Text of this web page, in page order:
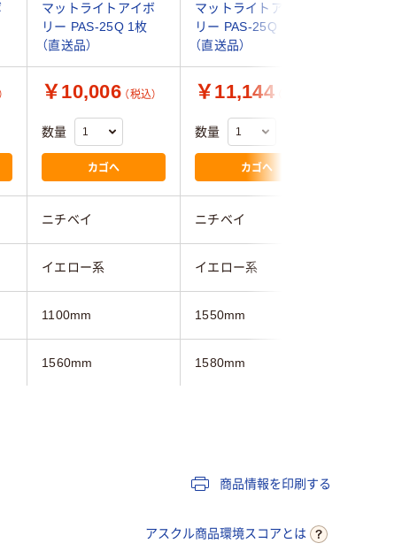
マットライトアイボ
リー PAS-25Q 1枚
（直送品）
マットライトアイボ
リー PAS-25Q 1枚
（直送品）
￥10,006 （税込）
数量
カゴへ
￥11,144
数量
カゴへ
ニチベイ ニチベイ
イエロー系 イエロー系
1100mm 1550mm
1560mm 1580mm
商品情報を印刷する
アスクル商品環境スコアとは